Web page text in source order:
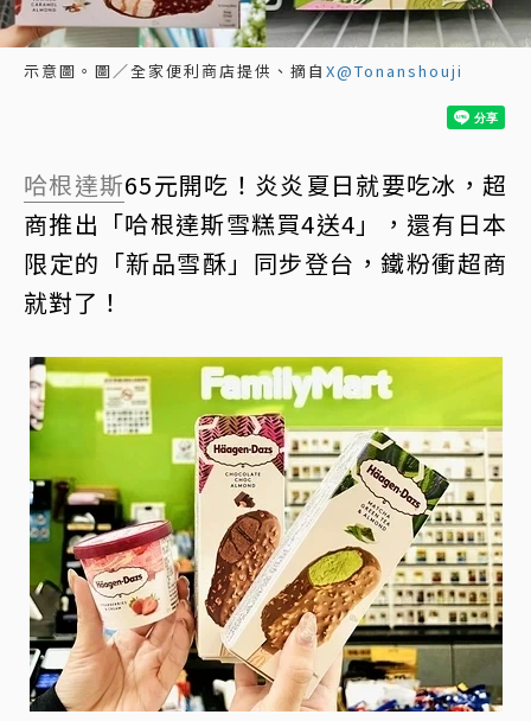
示意圖。圖／全家便利商店提供、摘自 X@Tonanshouji
哈根達斯65元開吃！炎炎夏日就要吃冰，超
商推出「哈根達斯雪糕買4送4」，還有日本
限定的「新品雪酥」同步登台，鐵粉衝超商
就對了！